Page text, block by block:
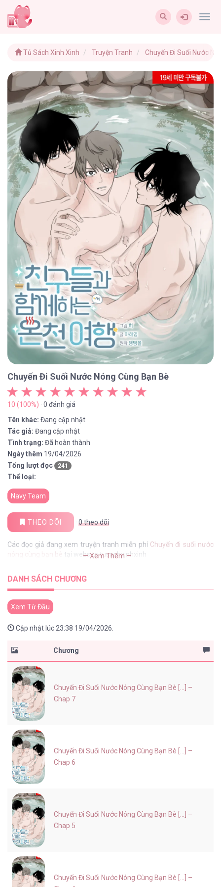
Tủ Sách Xinh Xinh Truyện Tranh Chuyến Đi Suối Nước
Chuyến Đi Suối Nước Nóng Cùng Bạn Bè
10 (100%) · 0 đánh giá
Tên khác: Đang cập nhật
Tác giả: Đang cập nhật
Tình trạng: Đã hoàn thành
Ngày thêm 19/04/2026
Tổng lượt đọc
241
Thể loại:
Navy Team
THEO DÕI · 0theo dõi
Các đọc giả đang xem truyện tranh miễn phí Chuyến đi suối nước
tại website tusachxinhxinh
— Xem Thêm —
DANH SÁCH CHƯƠNG
Xem Từ Đầu
Cập nhật lúc 23:38 19/04/2026.
Chương
Chuyến Đi Suối Nước Nóng Cùng Bạn Bè [...] –
Chap 7
Chuyến Đi Suối Nước Nóng Cùng Bạn Bè [...] –
Chap 6
Chuyến Đi Suối Nước Nóng Cùng Bạn Bè [...] –
Chap 5
Chuyến Đi Suối Nước Nóng Cùng Bạn Bè [...] –